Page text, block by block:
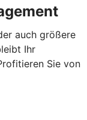
auch größere
Ihr
Sie von